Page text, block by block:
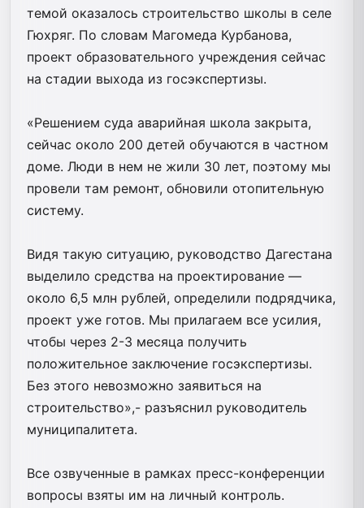
темой оказалось строительство школы в селе
Гюхряг. По словам Магомеда Курбанова,
проект образовательного учреждения сейчас
на стадии выхода из госэкспертизы.
«Решением суда аварийная школа закрыта,
сейчас около 200 детей обучаются в частном
доме. Люди в нем не жили 30 лет, поэтому мы
провели там ремонт, обновили отопительную
систему.
Видя такую ситуацию, руководство Дагестана
выделило средства на проектирование —
около 6,5 млн рублей, определили подрядчика,
проект уже готов. Мы прилагаем все усилия,
чтобы через 2-3 месяца получить
положительное заключение госэкспертизы.
Без этого невозможно заявиться на
строительство»,- разъяснил руководитель
муниципалитета.
Все озвученные в рамках пресс-конференции
вопросы взяты им на личный контроль.